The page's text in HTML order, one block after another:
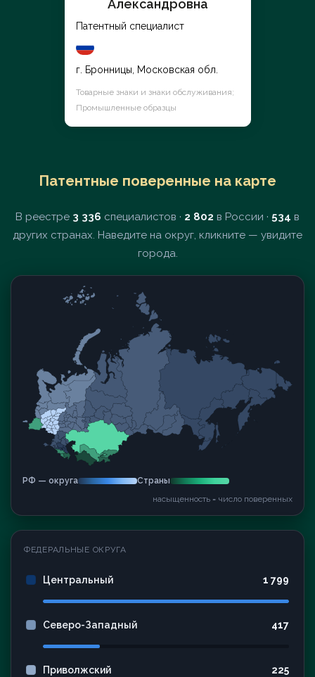
Александровна
Патентный специалист
г. Бронницы, Московская обл.
Товарные знаки и знаки обслуживания;
Промышленные образцы
Патентные поверенные на карте
В реестре 3 336 специалистов · 2 802 в России · 534 в
других странах. Наведите на округ, кликните — увидите
города.
РФ — округа
Страны
насыщенность = число поверенных
ФЕДЕРАЛЬНЫЕ ОКРУГА
Центральный 1 799
Северо-Западный 417
Приволжский 225